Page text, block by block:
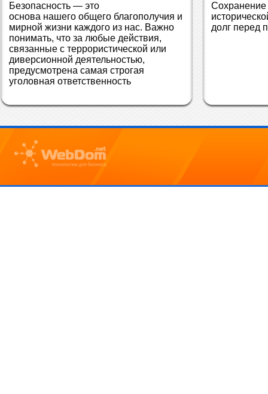
Безопасность — это
основа нашего общего благополучия и
мирной жизни каждого из нас. Важно
понимать, что за любые действия,
связанные с террористической или
диверсионной деятельностью,
предусмотрена самая строгая
уголовная ответственность
Сохранение
долг перед